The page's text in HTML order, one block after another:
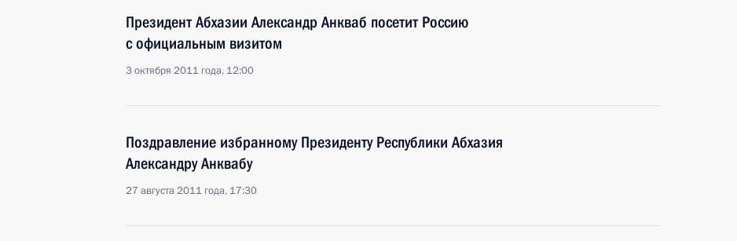
Президент Абхазии Александр Анкваб посетит Россию
с официальным визитом
3 октября 2011 года, 12:00
Поздравление избранному Президенту Республики Абхазия
Александру Анквабу
27 августа 2011 года, 17:30